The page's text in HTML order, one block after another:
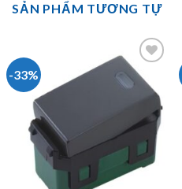
SẢN PHẨM TƯƠNG TỰ
-33%